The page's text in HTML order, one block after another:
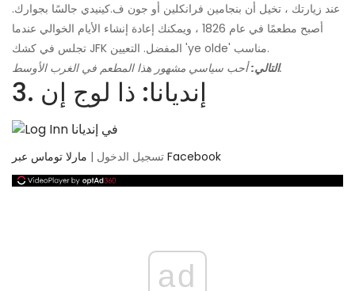
عند زيارتك ، تخيل أن بنجامين فرانكلين أو جون ف.كينيدي جالسًا بجوارك.
أصبح مطعمًا في عام 1826 ، ويمكنك إعادة إنشاء الأيام الخوالي عندما
تجلس في كشك JFK المفضل. التعيين 'ye olde' مناسب.
التالي:أحب سياسي مشهور هذا المطعم في الغرب الأوسط.
3. إنديانا: ذا لوج إن
تسجيل الدخول | مارلا توماس عبر Facebook
ad